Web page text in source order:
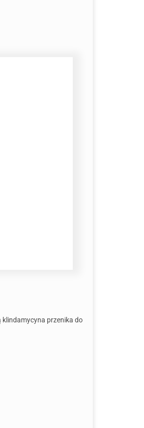
klindamycyna przenika do